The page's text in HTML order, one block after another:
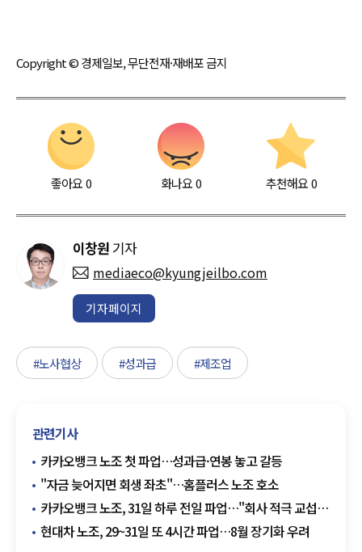
Copyright © 경제일보, 무단전재·재배포 금지
좋아요0 화나요0 추천해요 0
이창원 기자
mediaeco@kyungjeilbo.com
기자페이지
#노사협상 #성과급 #제조업
관련기사
카카오뱅크 노조 첫 파업…성과급·연봉 놓고 갈등
"자금 늦어지면 회생 좌초"…홈플러스 노조 호소
카카오뱅크 노조, 31일 하루 전일 파업…"회사 적극 교섭
안 해"
현대차 노조, 29~31일 또 4시간 파업…8월 장기화 우려